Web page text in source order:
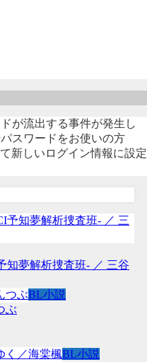
が流出する事件が発生し
スワードをお使いの方
新しいログイン情報に設定
知夢解析捜査班- ／ 三谷
BL小説
ぶ
BL小説